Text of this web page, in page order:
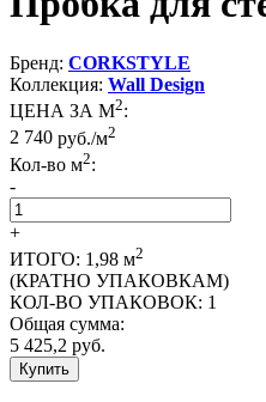
Бренд: CORKSTYLE
Коллекция: Wall Design
ЦЕНА ЗА М2:
2 740 руб./м2
Кол-во м2:
-
+
ИТОГО: 1,98 м2
(КРАТНО УПАКОВКАМ)
КОЛ-ВО УПАКОВОК: 1
Общая сумма:
5 425,2 руб.
Купить